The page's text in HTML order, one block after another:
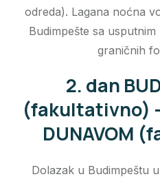
odreda). Lagana noćna
Budimpešte sa
graničnih
2. dan
(fakultativno) –
DUNAVOM
Dolazak u Budimpeštu